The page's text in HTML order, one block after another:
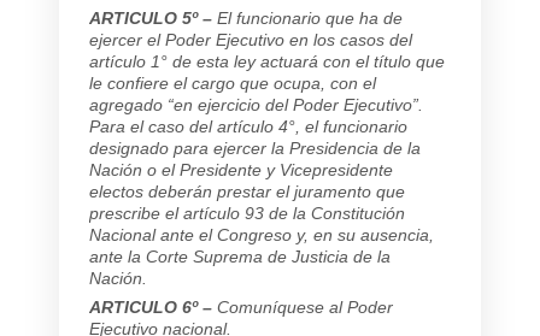
ARTICULO 5º – El funcionario que ha de
ejercer el Poder Ejecutivo en los casos del
artículo 1° de esta ley actuará con el título que
le confiere el cargo que ocupa, con el
agregado “en ejercicio del Poder Ejecutivo”.
Para el caso del artículo 4°, el funcionario
designado para ejercer la Presidencia de la
Nación o el Presidente y Vicepresidente
electos deberán prestar el juramento que
prescribe el artículo 93 de la Constitución
Nacional ante el Congreso y, en su ausencia,
ante la Corte Suprema de Justicia de la
Nación.
ARTICULO 6º – Comuníquese al Poder
Ejecutivo nacional.